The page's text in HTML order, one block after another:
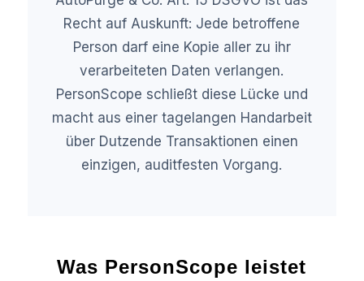
Recht auf Auskunft: Jede betroffene
Person darf eine Kopie aller zu ihr
verarbeiteten Daten verlangen.
PersonScope schließt diese Lücke und
macht aus einer tagelangen Handarbeit
über Dutzende Transaktionen einen
einzigen, auditfesten Vorgang.
Was PersonScope leistet